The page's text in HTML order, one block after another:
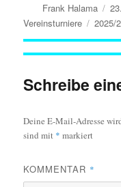
Autor
Frank Halama
Vereinsturniere
2025/
Schreibe
Deine E-Mail-Adresse
sind mit * markiert
KOMMENTAR *